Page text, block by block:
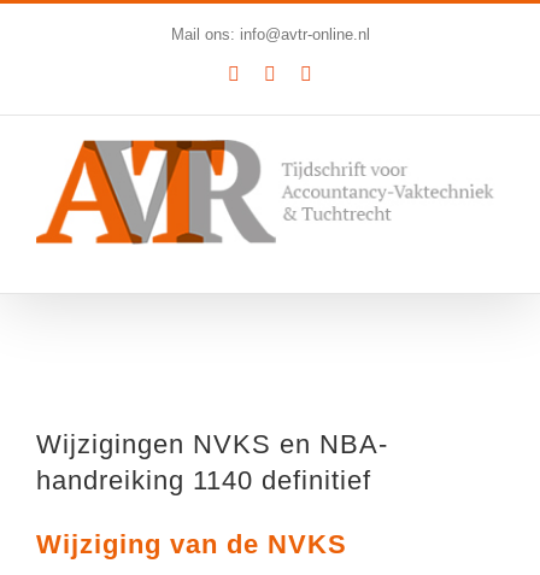
Mail ons: info@avtr-online.nl
YouTubeLinkedIn
grotere
afbeelding
Wijzigingen NVKS en NBA-
handreiking 1140 definitief
Wijziging van de NVKS